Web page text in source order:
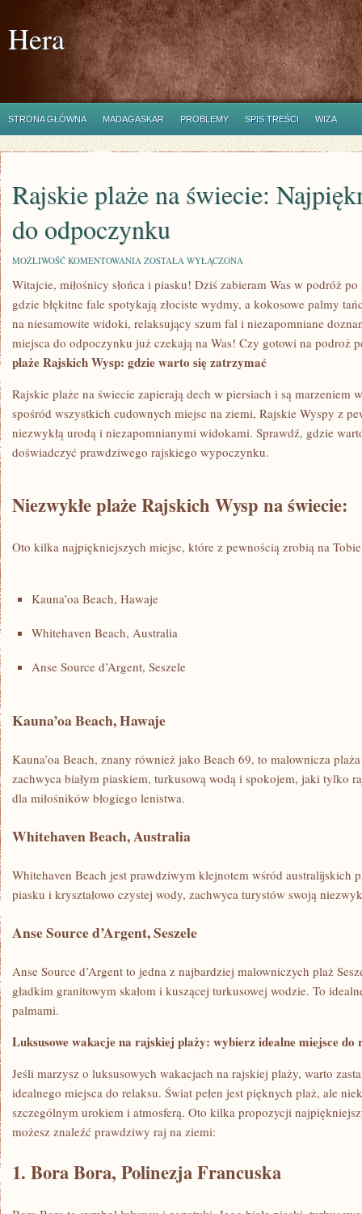
Hera
STRONA GŁÓWNA MADAGASKAR PROBLEMY SPIS TREŚCI WIZA
Rajskie plaże na świecie:
do odpoczynku
MOŻLIWOŚĆ KOMENTOWANIA RAJSKIE
NA
NAJPIĘKNIEJSZE
MIEJSCA
ODPOCZYNKU
ZOSTAŁA WYŁĄCZONA
Witajcie, miłośnicy słońca i piasku! Dziś zabieram ​Was w podróż
gdzie błękitne fale spotykają ​złociste wydmy, a kokosowe palmy
na niesamowite widoki, relaksujący szum fal i niezapomniane
miejsca do odpoczynku już czekają na Was! Czy gotowi na ‍podroż
plaże Rajskich Wysp: gdzie⁣ warto się zatrzymać
Rajskie plaże⁣ na świecie zapierają dech w piersiach i są marzeniem
spośród wszystkich⁤ cudownych miejsc na ziemi, Rajskie ‌Wyspy ⁣z
niezwykłą urodą⁢ i niezapomnianymi widokami. Sprawdź,‌ gdzie
doświadczyć prawdziwego rajskiego wypoczynku.
Niezwykłe plaże Rajskich Wysp na świecie:
Oto kilka najpiękniejszych miejsc, które ⁢z pewnością zrobią na
Kauna’oa Beach, Hawaje
Whitehaven Beach, Australia
Anse Source⁣ d’Argent, Seszele
Kauna’oa Beach, ⁤Hawaje
Kauna’oa Beach, ⁤znany również jako ‍Beach 69, to malownicza
zachwyca białym piaskiem, turkusową wodą⁤ i‍ spokojem,⁣ jaki tylko
dla⁤ miłośników błogiego lenistwa.
Whitehaven Beach, Australia
Whitehaven ‍Beach jest prawdziwym klejnotem wśród australijskich
piasku i⁤ kryształowo czystej ‍wody, zachwyca turystów swoją
Anse Source d’Argent, Seszele
Anse Source d’Argent⁣ to jedna‍ z najbardziej malowniczych plaż‍
gładkim granitowym skałom i kuszącej turkusowej wodzie. To
palmami.
Luksusowe wakacje na rajskiej plaży: wybierz idealne miejsce do
Jeśli marzysz o luksusowych wakacjach na ⁤rajskiej plaży, warto⁤
idealnego miejsca do relaksu. Świat pełen jest pięknych plaż, ale⁤
szczególnym urokiem i atmosferą. Oto kilka propozycji
możesz znaleźć prawdziwy raj na ⁣ziemi:
1. Bora⁣ Bora, Polinezja Francuska